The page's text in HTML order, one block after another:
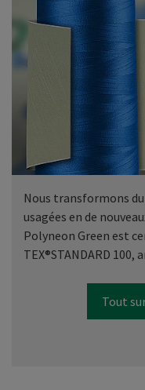
Nous transformons
usagées en de
Polyneon Green est
TEX®STANDARD 100,
Tout